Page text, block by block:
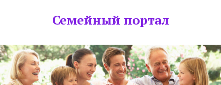
Семейный портал